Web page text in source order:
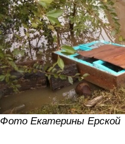
Фото Екатерины Ерской